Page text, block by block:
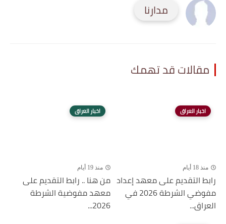
مدارنا
مقالات قد تهمك
اخبار العراق
منذ 18 أيام
رابط التقديم على معهد إعداد
مفوضي الشرطة 2026 في
العراق...
اخبار العراق
منذ 19 أيام
من هنا .. رابط التقديم على
معهد مفوضية الشرطة
2026...